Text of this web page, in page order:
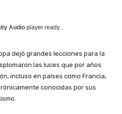
Audio player ready...
dejó grandes lecciones para la
las luces que por años
incluso en países como Francia,
conocidas por sus